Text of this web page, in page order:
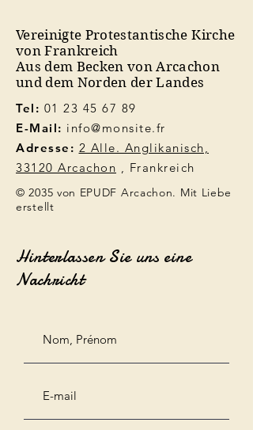
Vereinigte Protestantische Kirche
von Frankreich
Aus dem Becken von Arcachon
und dem Norden der Landes
Tel: 01 23 45 67 89
E-Mail: info@monsite.fr
Adresse: 2 Alle. Anglikanisch,
33120 Arcachon , Frankreich
© 2035 von EPUDF Arcachon. Mit Liebe
erstellt
Hinterlassen Sie uns eine
Nachricht